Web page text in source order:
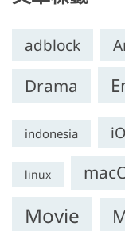
adblock
Drama
indonesia
linux
Movie